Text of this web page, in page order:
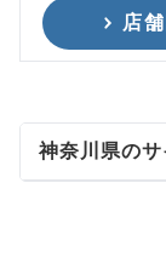
店
神奈川県の